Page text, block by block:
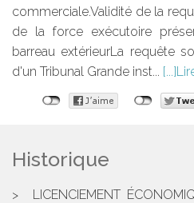
commerciale.Validité de la
de la force exécutoire
barreau extérieurLa requête
d'un Tribunal Grande inst...
Historique
LICENCIEMENT